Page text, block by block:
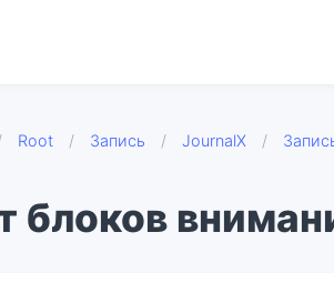
Root / Запись / JournalX /
блоков